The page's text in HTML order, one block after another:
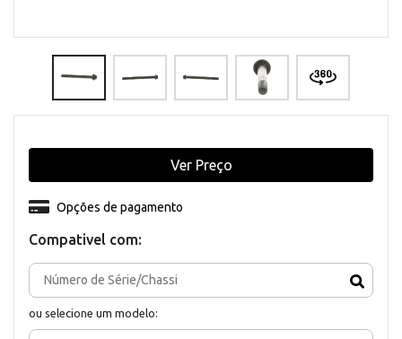
Compativel com:
ou selecione um modelo:
Opções de pagamento
Ver Preço